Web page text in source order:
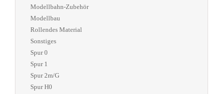
Modellbahn-Zubehör
Modellbau
Rollendes Material
Sonstiges
Spur 0
Spur 1
Spur 2m/G
Spur H0